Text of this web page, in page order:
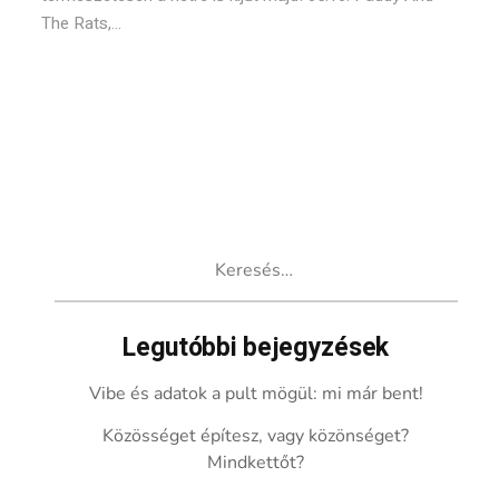
The Rats,...
Legutóbbi bejegyzések
Vibe és adatok a pult mögül: mi már bent!
Közösséget építesz, vagy közönséget?
Mindkettőt?